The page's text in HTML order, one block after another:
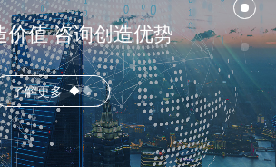
价值 咨询创造优势
了解更多